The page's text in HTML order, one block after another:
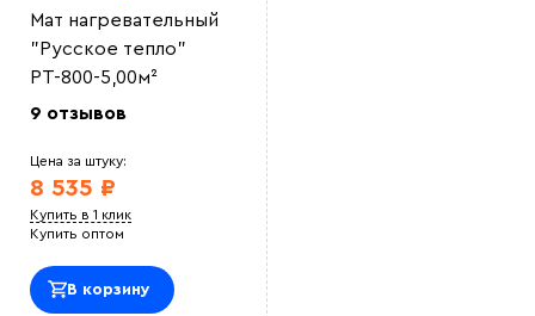
Мат нагревательный
"Русское тепло"
РТ-800-5,00м²
9 отзывов
Цена за штуку:
8 535 ₽
Купить в 1 клик
Купить оптом
В корзину